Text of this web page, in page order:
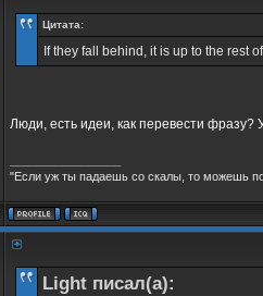
Цитата:
If they fall behind, it is up to the rest
Люди, есть идеи, как перевести фразу?
"Если уж ты падаешь со скалы, то можешь
Light писал(а):